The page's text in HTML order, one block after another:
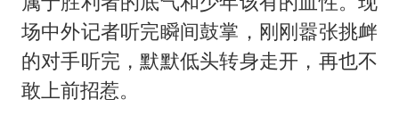
场中外记者听完瞬间鼓掌，刚刚嚣张挑衅
的对手听完，默默低头转身走开，再也不
敢上前招惹。